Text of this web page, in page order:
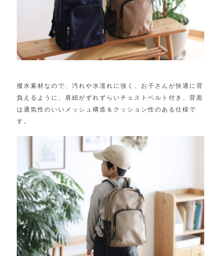
撥水素材なので、汚れや水濡れに強く、お子さんが快適に背
負えるように、肩紐がずれずらいチェストベルト付き、背面
は通気性のいいメッシュ構造＆クッション性のある仕様で
す。